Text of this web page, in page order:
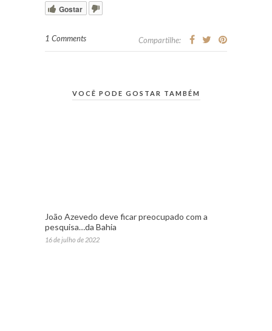
Gostar
1 Comments Compartilhe:
VOCÊ PODE GOSTAR TAMBÉM
João Azevedo deve ficar preocupado com a
pesquisa…da Bahia
16 de julho de 2022